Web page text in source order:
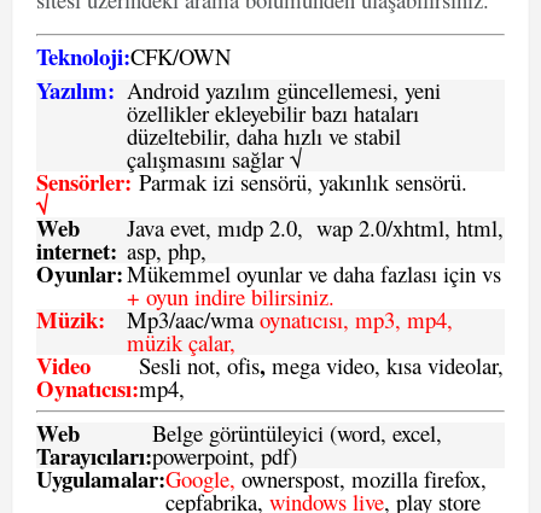
Teknoloji:CFK/OWN
Yazılım: Android yazılım güncellemesi, yeni
özellikler ekleyebilir bazı hataları
düzeltebilir, daha hızlı ve stabil
çalışmasını sağlar √
Sensörler:
√
Parmak izi sensörü, yakınlık sensörü.
Web
internet:
Java evet, mıdp 2.0, wap 2.0/xhtml, html,
asp, php,
Oyunlar:Mükemmel oyunlar ve daha fazlası için vs
+ oyun indire bilirsiniz.
Müzik: Mp3/aac/wmaoynatıcısı, mp3, mp4,
müzik çalar,
Video
Oynatıcısı:
Sesli not, ofis, mega video, kısa videolar,
mp4,
Web
Tarayıcıları:
Belge görüntüleyici (word, excel,
powerpoint, pdf)
Uygulamalar:Google, ownerspost, mozilla firefox,
cepfabrika, windows live, play store